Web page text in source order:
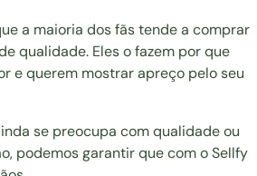
a maioria dos fãs tende a comprar
qualidade. Eles o fazem por que
e querem mostrar apreço pelo seu
se preocupa com qualidade ou
podemos garantir que com o Sellfy